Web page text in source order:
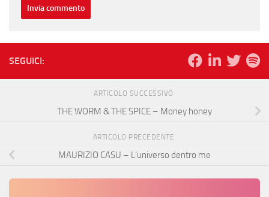
SEGUICI:
ARTICOLO SUCCESSIVO
THE WORM & THE SPICE – Money honey
ARTICOLO PRECEDENTE
MAURIZIO CASU – L’universo dentro me